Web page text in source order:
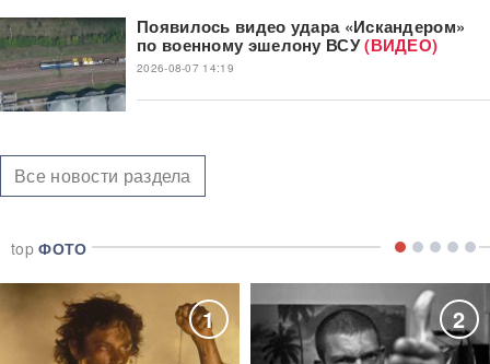
Появилось видео удара «Искандером»
по военному эшелону ВСУ(ВИДЕО)
2026-08-07 14:19
Все новости раздела
topФОТО
1 2